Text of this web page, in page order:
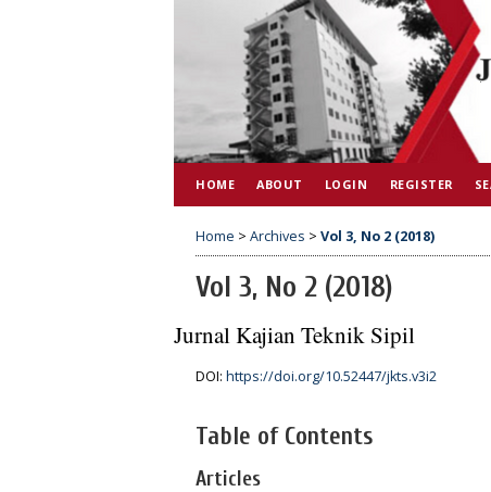
HOME ABOUT LOGIN REGISTER
Home > Archives > Vol 3, No 2 (2018)
Vol 3, No 2 (2018)
Jurnal Kajian Teknik Sipil
DOI: https://doi.org/10.52447/jkts.v3i2
Table of Contents
Articles